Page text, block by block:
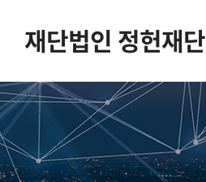
재단법인 정헌재단